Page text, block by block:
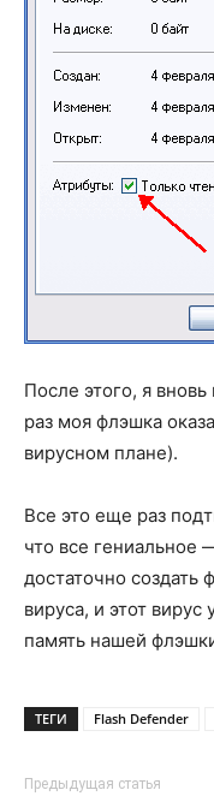
После этого, я
раз моя флэшка
вирусном плане).
Все это еще раз
что все гениальное
достаточно создать
вируса, и этот
память нашей
ТЕГИ Flash Defender
Предыдущая статья